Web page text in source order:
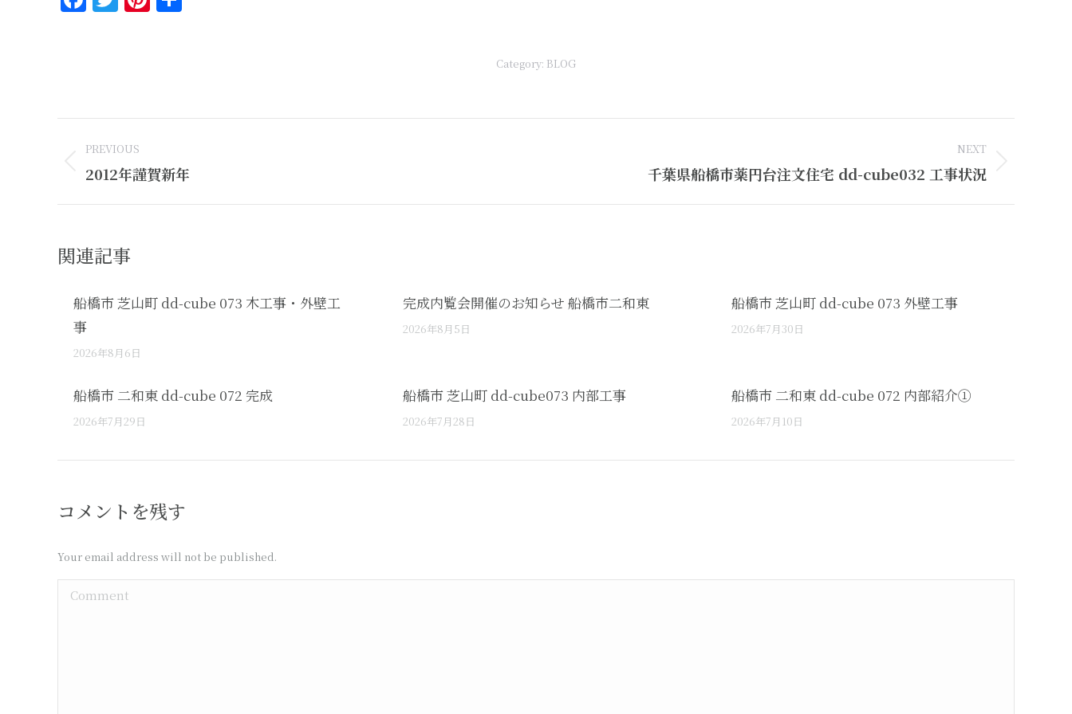
Category: BLOG
navigation
PREVIOUS
Previous
2012年謹賀新年
NEXT
千葉県船橋市薬円台注文住宅 dd-cube032 工事状況
関連記事
船橋市 芝山町 dd-cube 073 木工事・外壁工
事
2026年8月6日
完成内覧会開催のお知らせ 船橋市二和東
2026年8月5日
船橋市 芝山町 dd-cube 073 外壁工事
2026年7月30日
船橋市 二和東 dd-cube 072 完成
2026年7月29日
船橋市 芝山町 dd-cube073 内部工事
2026年7月28日
船橋市 二和東 dd-cube 072 内部紹介①
2026年7月10日
コメントを残す
Your email address will not be published.
Comment